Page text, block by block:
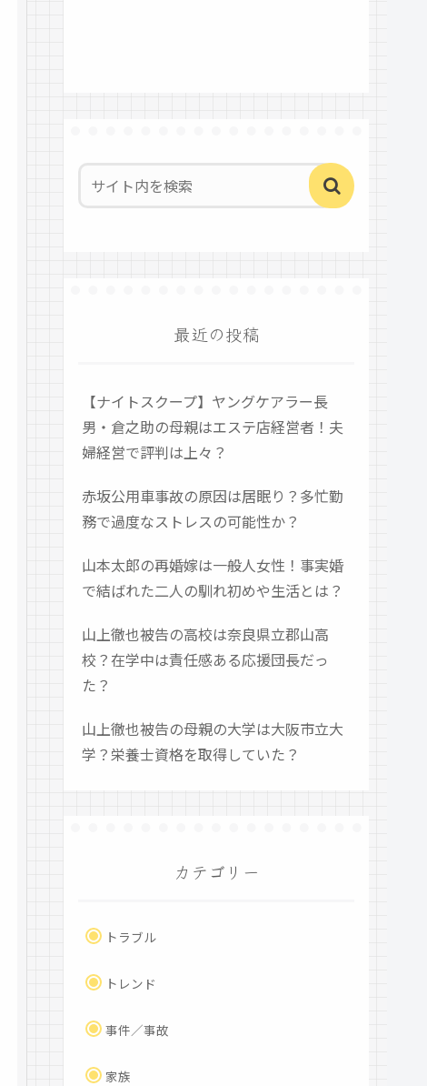
最近の投稿
【ナイトスクープ】ヤングケアラー長
男・倉之助の母親はエステ店経営者！夫
婦経営で評判は上々？
赤坂公用車事故の原因は居眠り？多忙勤
務で過度なストレスの可能性か？
山本太郎の再婚嫁は一般人女性！事実婚
で結ばれた二人の馴れ初めや生活とは？
山上徹也被告の高校は奈良県立郡山高
校？在学中は責任感ある応援団長だっ
た？
山上徹也被告の母親の大学は大阪市立大
学？栄養士資格を取得していた？
カテゴリー
トラブル
トレンド
事件／事故
家族